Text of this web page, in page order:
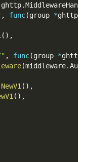
ghttp.
, func(group *ghttp
( ) ,
, func(group *ghttp
(middleware.Auth
NewV1 ( ) ,
( ) ,